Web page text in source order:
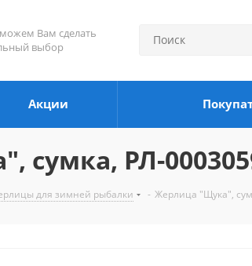
Вам сделать
выбор
Акции
сумка, РЛ-
для зимней рыбалки - Жерлица "Щука",